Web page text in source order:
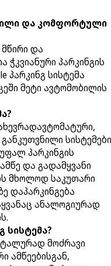
და კომფორტული
და
ჭკვიანური პარკინგის
პარკინგ სისტემა
მეტი ავტომობილის
პარკინგის
და გადამყვანი
მხოლოდ საკუთარი
დაპარკინგება
ანალოგიურად
სისტემა?
მოძრავი
ამწეებისგან,